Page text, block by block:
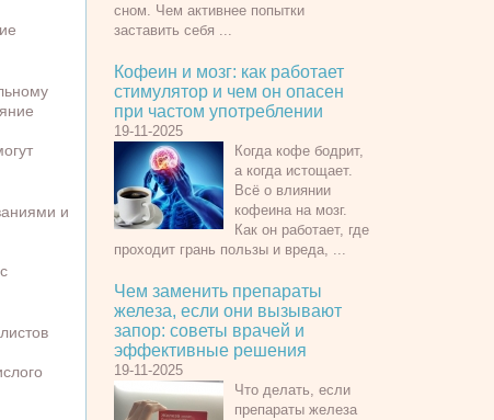
и
сном. Чем активнее попытки
заставить себя ...
Кофеин и мозг: как работает
стимулятор и чем он опасен
при частом употреблении
19-11-2025
Когда кофе бодрит,
а когда истощает.
Всё о влиянии
кофеина на мозг.
Как он работает, где
проходит грань пользы и вреда, ...
Чем заменить препараты
железа, если они вызывают
запор: советы врачей и
эффективные решения
19-11-2025
Что делать, если
препараты железа